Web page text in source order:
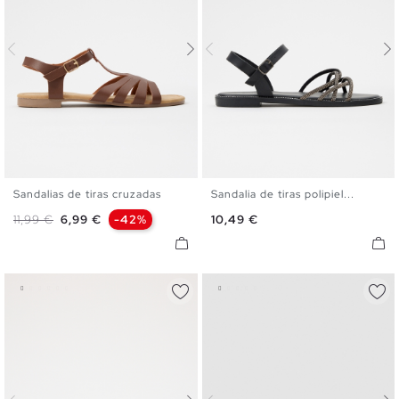
35 36 37 38 39
41
Sandalias de tiras cruzadas
Precio base
11,99 € Precio
6,99 € -42%
35 36 37 38 39
Sandalia de tiras polipiel...
Precio
10,49 €